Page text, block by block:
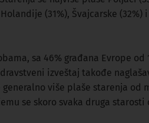
(31%), Švajcarske (32%)
sa 46% građana Evrope od
izveštaj takođe
više plaše starenja od
se skoro svaka druga starosti